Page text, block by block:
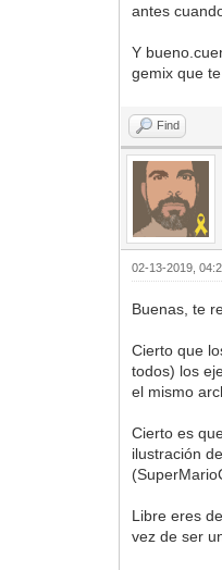
antes
Y
gemix que
Find
02-13-2019,
Buenas, te
Cierto que
todos) los
el mismo
Cierto es
ilustración
Libre eres
vez de ser